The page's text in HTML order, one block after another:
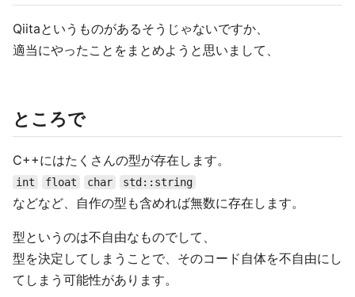
Qiitaというものがあるそうじゃないですか、
適当にやったことをまとめようと思いまして、
ところで
C++にはたくさんの型が存在します。
int float char std::string
などなど、自作の型も含めれば無数に存在します。
型というのは不自由なものでして、
型を決定してしまうことで、そのコード自体を不自由にし
てしまう可能性があります。